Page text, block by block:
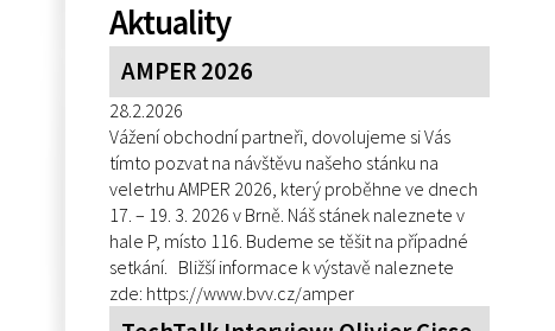
Aktuality
AMPER 2026
28.2.2026
Vážení obchodní partneři, dovolujeme si Vás
tímto pozvat na návštěvu našeho stánku na
veletrhu AMPER 2026, který proběhne ve dnech
17. – 19. 3. 2026 v Brně. Náš stánek naleznete v
hale P, místo 116. Budeme se těšit na případné
setkání. Bližší informace k výstavě naleznete
zde: https://www.bvv.cz/amper